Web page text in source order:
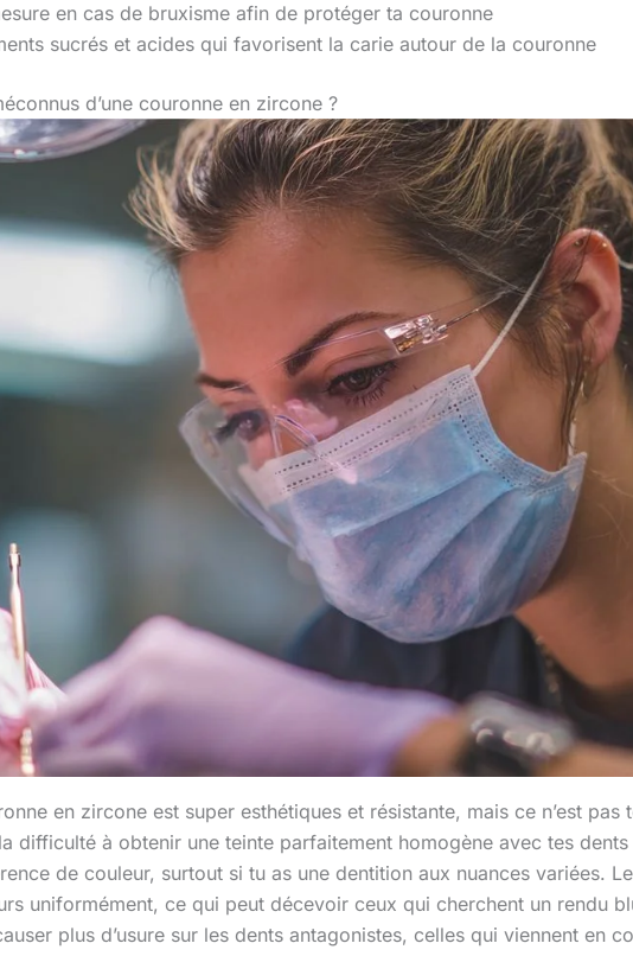
en cas de bruxisme afin de protéger ta couronne
sucrés et acides qui favorisent la carie autour de la couronne
d’une couronne en zircone ?
en zircone est super esthétiques et résistante, mais ce n’est
difficulté à obtenir une teinte parfaitement homogène avec tes
de couleur, surtout si tu as une dentition aux nuances variées.
uniformément, ce qui peut décevoir ceux qui cherchent un rendu
plus d’usure sur les dents antagonistes, celles qui viennent en